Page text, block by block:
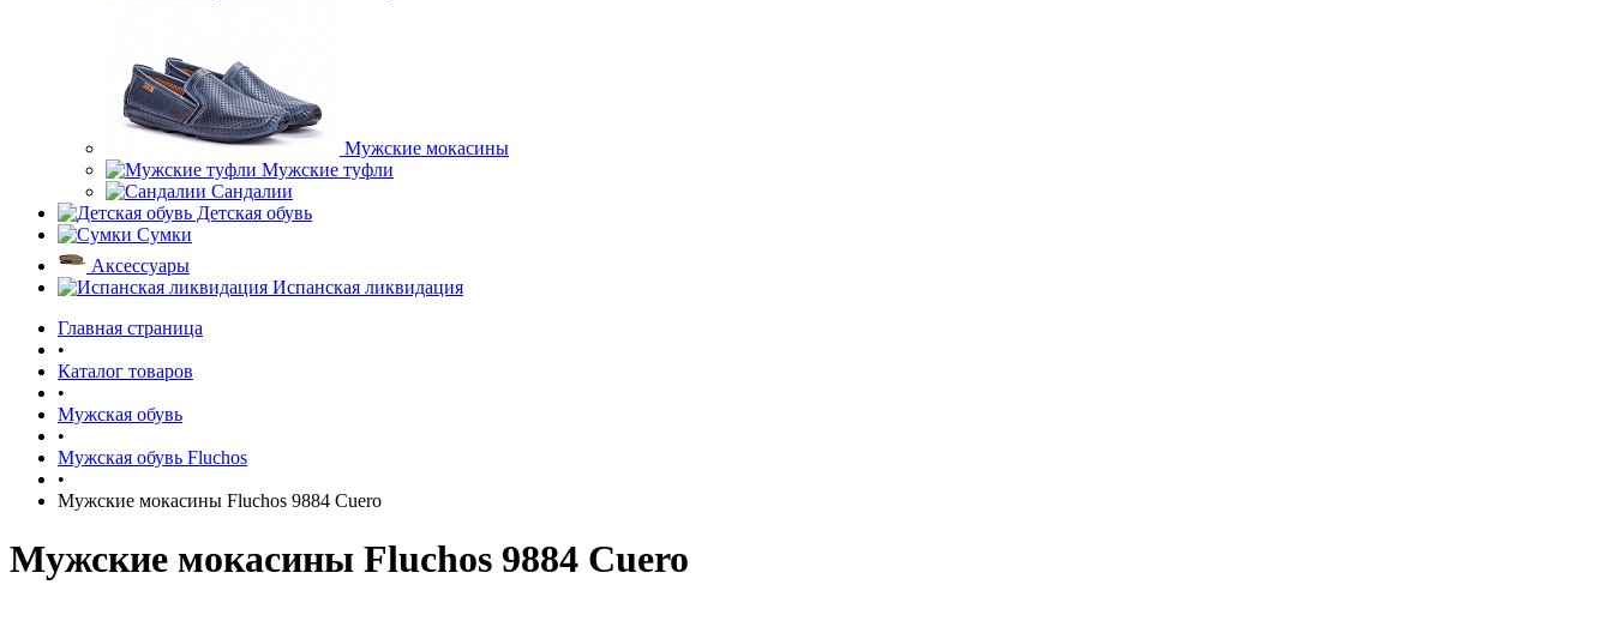
Мужские мокасины
Мужские туфли
Сандалии
Детская обувь
Сумки
Аксессуары
Испанская ликвидация
Главная страница
•
Каталог товаров
•
Мужская обувь
•
Мужская обувь Fluchos
•
Мужские мокасины Fluchos 9884 Cuero
Мужские мокасины Fluchos 9884 Cuero